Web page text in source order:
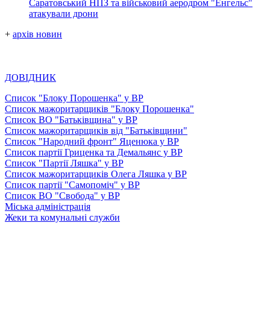
Саратовський НПЗ та військовий аеродром "Енгельс"
атакували дрони
+ архів новин
ДОВІДНИК
Список "Блоку Порошенка" у ВР
Список мажоритарщиків "Блоку Порошенка"
Список ВО "Батьківщина" у ВР
Список мажоритарщиків від "Батьківщини"
Список "Народний фронт" Яценюка у ВР
Список партії Гриценка та Демальянс у ВР
Список "Партії Ляшка" у ВР
Список мажоритарщиків Олега Ляшка у ВР
Список партії "Самопоміч" у ВР
Список ВО "Свобода" у ВР
Міська адміністрація
Жеки та комунальні служби